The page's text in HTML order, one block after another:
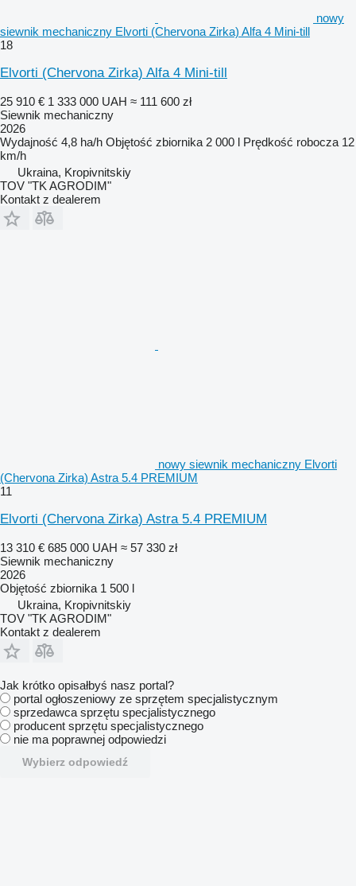
nowy
siewnik mechaniczny Elvorti (Chervona Zirka) Alfa 4 Mini-till
18
Elvorti (Chervona Zirka) Alfa 4 Mini-till
25 910 € 1 333 000 UAH ≈ 111 600 zł
Siewnik mechaniczny
2026
Wydajność 4,8 ha/h Objętość zbiornika 2 000 l Prędkość robocza 12
km/h
Ukraina, Kropivnitskiy
TOV "TK AGRODIM"
Kontakt z dealerem
nowy siewnik mechaniczny Elvorti
(Chervona Zirka) Astra 5.4 PREMIUM
11
Elvorti (Chervona Zirka) Astra 5.4 PREMIUM
13 310 € 685 000 UAH ≈ 57 330 zł
Siewnik mechaniczny
2026
Objętość zbiornika 1 500 l
Ukraina, Kropivnitskiy
TOV "TK AGRODIM"
Kontakt z dealerem
Jak krótko opisałbyś nasz portal?
portal ogłoszeniowy ze sprzętem specjalistycznym
sprzedawca sprzętu specjalistycznego
producent sprzętu specjalistycznego
nie ma poprawnej odpowiedzi
Wybierz odpowiedź